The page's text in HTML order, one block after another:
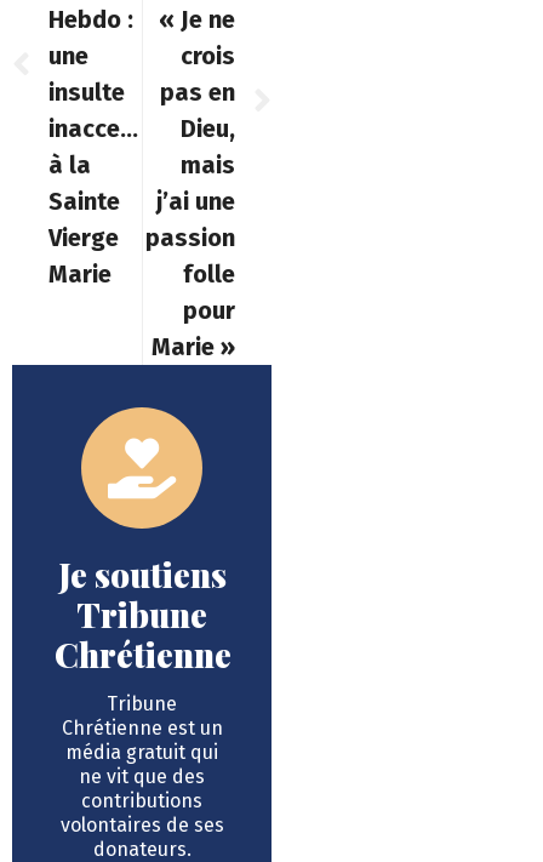
Hebdo :
une
insulte
inacceptable
à la
Sainte
Vierge
Marie
« Je ne
crois
pas en
Dieu,
mais
j’ai une
passion
folle
pour
Marie »
Je soutiens
Tribune
Chrétienne
Tribune
Chrétienne est un
média gratuit qui
ne vit que des
contributions
volontaires de ses
donateurs.